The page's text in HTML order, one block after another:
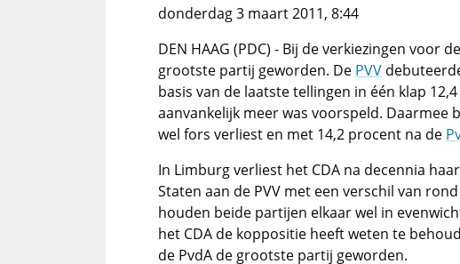
donderdag 3 maart 2011, 8:44
DEN HAAG (PDC) - Bij de verkiezingen voor de
grootste partij geworden. De PVV
basis van de laatste tellingen in één klap
aanvankelijk meer was voorspeld. Daarmee
wel fors verliest en met 14,2 procent na de
In Limburg verliest het CDA na decennia
Staten aan de PVV met een verschil van
houden beide partijen elkaar wel in
het CDA de koppositie heeft weten te
de PvdA de grootste partij geworden.